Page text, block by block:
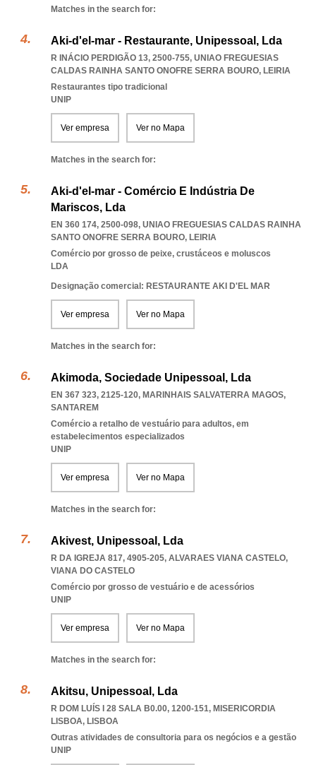
Matches in the search for:
Aki-d'el-mar - Restaurante, Unipessoal, Lda
R INÁCIO PERDIGÃO 13, 2500-755, UNIAO FREGUESIAS
CALDAS RAINHA SANTO ONOFRE SERRA BOURO, LEIRIA
Restaurantes tipo tradicional
UNIP
Ver empresa Ver no Mapa
Matches in the search for:
Aki-d'el-mar - Comércio E Indústria De
Mariscos, Lda
EN 360 174, 2500-098, UNIAO FREGUESIAS CALDAS RAINHA
SANTO ONOFRE SERRA BOURO, LEIRIA
Comércio por grosso de peixe, crustáceos e moluscos
LDA
Designação comercial: RESTAURANTE AKI D'EL MAR
Ver empresa Ver no Mapa
Matches in the search for:
Akimoda, Sociedade Unipessoal, Lda
EN 367 323, 2125-120, MARINHAIS SALVATERRA MAGOS,
SANTAREM
Comércio a retalho de vestuário para adultos, em
estabelecimentos especializados
UNIP
Ver empresa Ver no Mapa
Matches in the search for:
Akivest, Unipessoal, Lda
R DA IGREJA 817, 4905-205, ALVARAES VIANA CASTELO,
VIANA DO CASTELO
Comércio por grosso de vestuário e de acessórios
UNIP
Ver empresa Ver no Mapa
Matches in the search for:
Akitsu, Unipessoal, Lda
R DOM LUÍS I 28 SALA B0.00, 1200-151, MISERICORDIA
LISBOA, LISBOA
Outras atividades de consultoria para os negócios e a gestão
UNIP